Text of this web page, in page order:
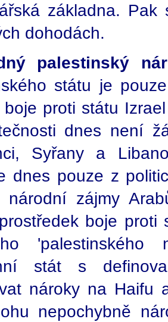
základna.
dohodách.
palestinský
státu je
boje proti státu
dnes není
Syřany a
dnes pouze z
národní zájmy
boje proti
'palestinského
stát s
nároky na Haifu
nepochybně